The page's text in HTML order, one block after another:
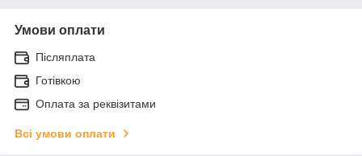
Умови оплати
Післяплата
Готівкою
Оплата за реквізитами
Всі умови оплати